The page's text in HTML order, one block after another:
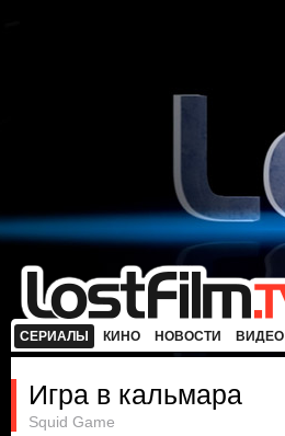
СЕРИАЛЫ КИНО НОВОСТИ ВИДЕО
Игра в кальмара
Squid Game